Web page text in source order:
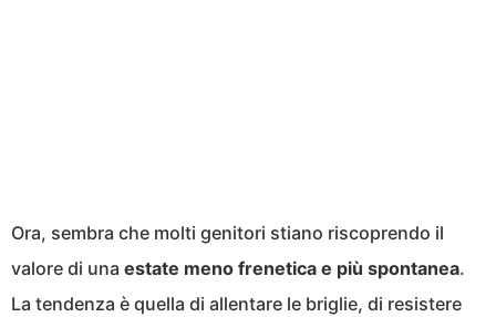
Ora, sembra che molti genitori stiano riscoprendo il
valore di una estate meno frenetica e più spontanea.
La tendenza è quella di allentare le briglie, di resistere